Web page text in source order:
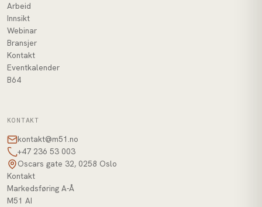
Arbeid
Innsikt
Webinar
Bransjer
Kontakt
Eventkalender
B64
KONTAKT
kontakt@m51.no
+47 236 53 003
Oscars gate 32, 0258 Oslo
Kontakt
Markedsføring A-Å
M51 AI